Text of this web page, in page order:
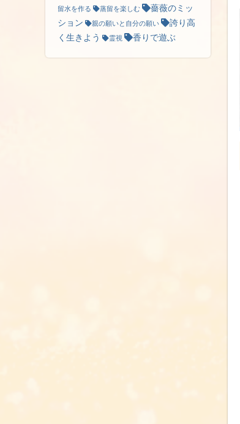
留水を作る
蒸留を楽しむ
薔薇のミッ
ション
親の願いと自分の願い
誇り高
く生きよう
霊視 香りで遊ぶ